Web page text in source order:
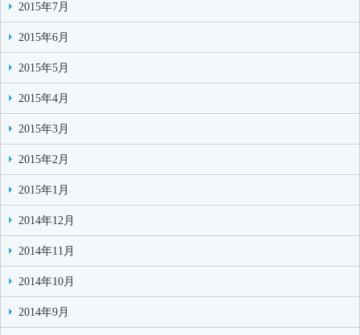
2015年7月
2015年6月
2015年5月
2015年4月
2015年3月
2015年2月
2015年1月
2014年12月
2014年11月
2014年10月
2014年9月